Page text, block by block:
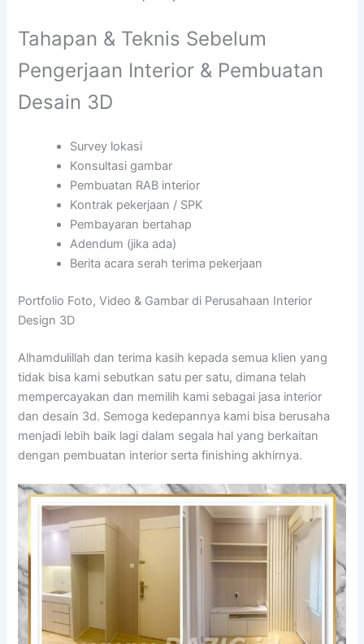
Tahapan & Teknis Sebelum
Pengerjaan Interior & Pembuatan
Desain 3D
Survey lokasi
Konsultasi gambar
Pembuatan RAB interior
Kontrak pekerjaan / SPK
Pembayaran bertahap
Adendum (jika ada)
Berita acara serah terima pekerjaan
Portfolio Foto, Video & Gambar di Perusahaan Interior
Design 3D
Alhamdulillah dan terima kasih kepada semua klien yang
tidak bisa kami sebutkan satu per satu, dimana telah
mempercayakan dan memilih kami sebagai jasa interior
dan desain 3d. Semoga kedepannya kami bisa berusaha
menjadi lebih baik lagi dalam segala hal yang berkaitan
dengan pembuatan interior serta finishing akhirnya.